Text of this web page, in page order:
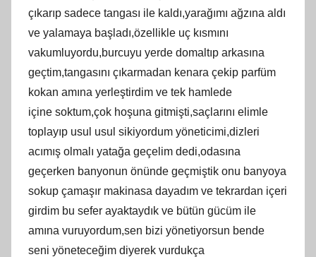
çıkarıp sadece tangası ile kaldı,yarağımı ağzına aldı
ve yalamaya başladı,özellikle uç kısmını
vakumluyordu,burcuyu yerde domaltıp arkasına
geçtim,tangasını çıkarmadan kenara çekip parfüm
kokan amına yerleştirdim ve tek hamlede
içine soktum,çok hoşuna gitmişti,saçlarını elimle
toplayıp usul usul sikiyordum yöneticimi,dizleri
acımış olmalı yatağa geçelim dedi,odasına
geçerken banyonun önünde geçmiştik onu banyoya
sokup çamaşır makinasa dayadım ve tekrardan içeri
girdim bu sefer ayaktaydık ve bütün gücüm ile
amına vuruyordum,sen bizi yönetiyorsun bende
seni yöneteceğim diyerek vurdukça